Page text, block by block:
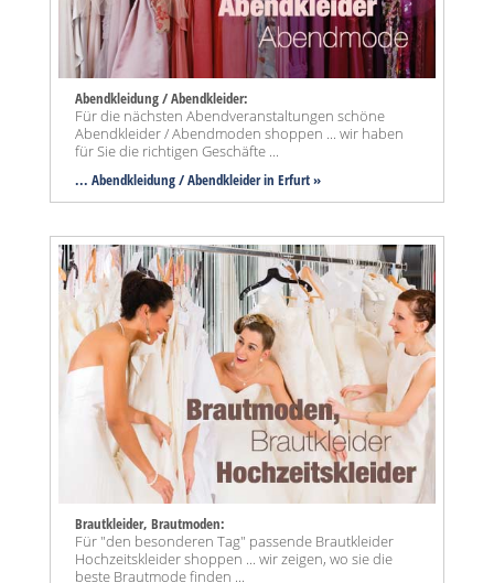
Abendkleidung / Abendkleider:
Für die nächsten Abendveranstaltungen schöne
Abendkleider / Abendmoden shoppen ... wir haben
für Sie die richtigen Geschäfte ...
... Abendkleidung / Abendkleider in Erfurt »
Brautkleider, Brautmoden:
Für "den besonderen Tag" passende Brautkleider
Hochzeitskleider shoppen ... wir zeigen, wo sie die
beste Brautmode finden ...